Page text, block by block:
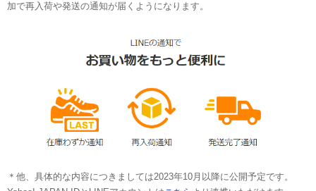
加で再入荷や発送の通知が届くようになります。
＊他、具体的な内容につきましては2023年10月以降に公開予定です。